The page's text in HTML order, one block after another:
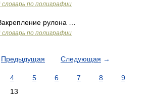
по полиграфии
рулона …
по полиграфии
Предыдущая Следующая →
4 5 6 7 8
9
13